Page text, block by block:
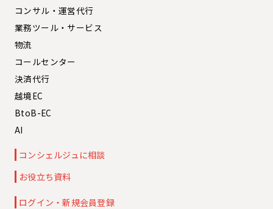
コンサル・運営代行
業務ツール・サービス
物流
コールセンター
決済代行
越境EC
BtoB-EC
AI
コンシェルジュに相談
お役立ち資料
ログイン・新規会員登録